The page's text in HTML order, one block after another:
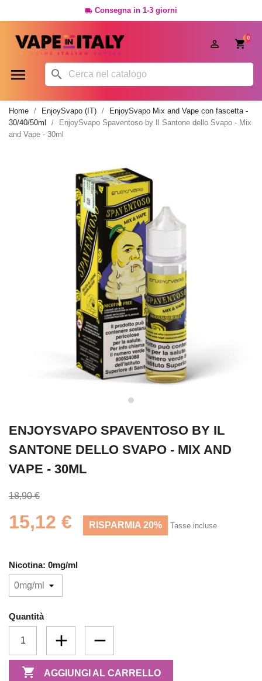
 Consegna in 1-3 giorni
0

 
Home EnjoySvapo (IT)
EnjoySvapo Mix and Vape con fascetta -
30/40/50ml
EnjoySvapo Spaventoso by Il Santone dello Svapo - Mix
and Vape - 30ml
ENJOYSVAPO SPAVENTOSO BY IL
SANTONE DELLO SVAPO - MIX AND
VAPE - 30ML
18,90 €
15,12 € RISPARMIA 20% Tasse incluse
Nicotina: 0mg/ml
Quantità
 AGGIUNGI AL CARRELLO